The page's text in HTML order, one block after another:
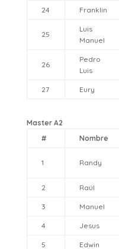
24 Franklin
25
Luis
Manuel
26
Pedro
Luis
27 Eury
Master A2
#
Nombre
1 Randy
2 Raúl
3 Manuel
4 Jesus
5 Edwin